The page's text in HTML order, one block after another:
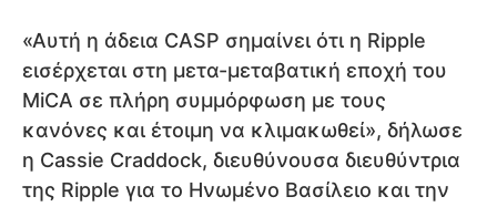
«Αυτή η άδεια CASP σημαίνει ότι η Ripple
εισέρχεται στη μετα-μεταβατική εποχή του
MiCA σε πλήρη συμμόρφωση με τους
κανόνες και έτοιμη να κλιμακωθεί», δήλωσε
η Cassie Craddock, διευθύνουσα διευθύντρια
της Ripple για το Ηνωμένο Βασίλειο και την